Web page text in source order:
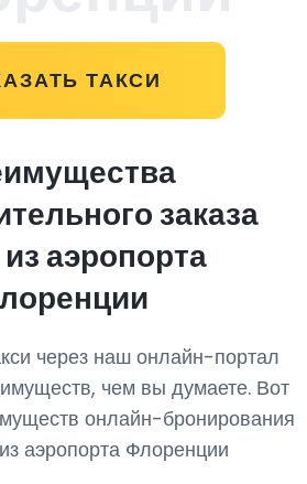
ТАКСИ
заказа
аэропорта
через наш онлайн-портал
чем вы думаете. Вот
онлайн-бронирования
аэропорта Флоренции